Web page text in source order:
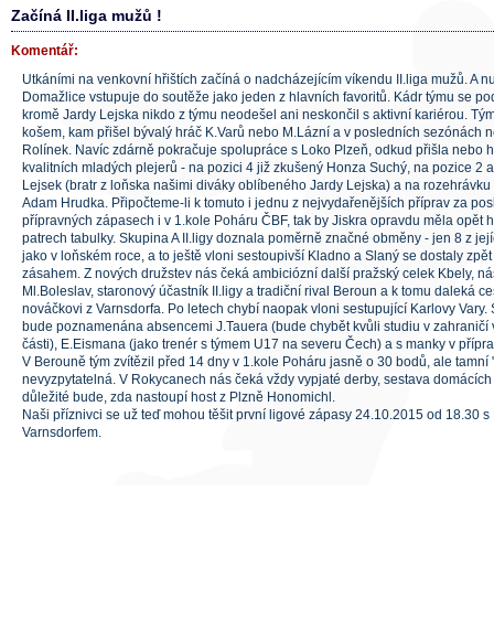
Začíná II.liga mužů !
Komentář:
Utkáními na venkovní hřištích začíná o nadcházejícím víkendu II.liga mužů. A
Domažlice vstupuje do soutěže jako jeden z hlavních favoritů. Kádr týmu se
kromě Jardy Lejska nikdo z týmu neodešel ani neskončil s aktivní kariérou.
košem, kam přišel bývalý hráč K.Varů nebo M.Lázní a v posledních sezónách
Rolínek. Navíc zdárně pokračuje spolupráce s Loko Plzeň, odkud přišla nebo
kvalitních mladých plejerů - na pozici 4 již zkušený Honza Suchý, na pozice 2
Lejsek (bratr z loňska našimi diváky oblíbeného Jardy Lejska) a na
Adam Hrudka. Připočteme-li k tomuto i jednu z nejvydařenějších příprav za
přípravných zápasech i v 1.kole Poháru ČBF, tak by Jiskra opravdu měla opět
patrech tabulky. Skupina A II.ligy doznala poměrně značné obměny - jen 8 z
jako v loňském roce, a to ještě vloni sestoupivší Kladno a Slaný se dostaly
zásahem. Z nových družstev nás čeká ambiciózní další pražský celek Kbely,
Ml.Boleslav, staronový účastník II.ligy a tradiční rival Beroun a k tomu daleká
nováčkovi z Varnsdorfa. Po letech chybí naopak vloni sestupující Karlovy Vary.
bude poznamenána absencemi J.Tauera (bude chybět kvůli studiu v
části), E.Eismana (jako trenér s týmem U17 na severu Čech) a s manky v
V Berouně tým zvítězil před 14 dny v 1.kole Poháru jasně o 30 bodů, ale tamní
nevyzpytatelná. V Rokycanech nás čeká vždy vypjaté derby, sestava
důležité bude, zda nastoupí host z Plzně Honomichl.
Naši příznivci se už teď mohou těšit první ligové zápasy 24.10.2015 od 18.30
Varnsdorfem.